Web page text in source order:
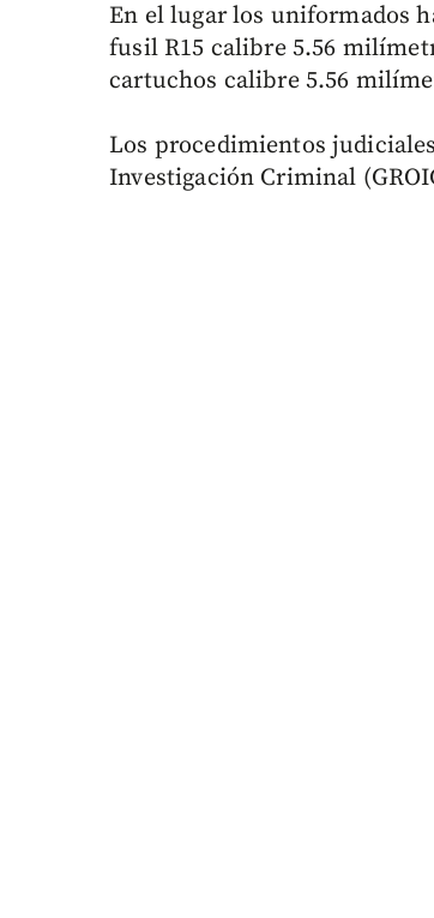
En el lugar los uniformados
fusil R15 calibre 5.56
cartuchos calibre 5.56
Los procedimientos
Investigación Criminal